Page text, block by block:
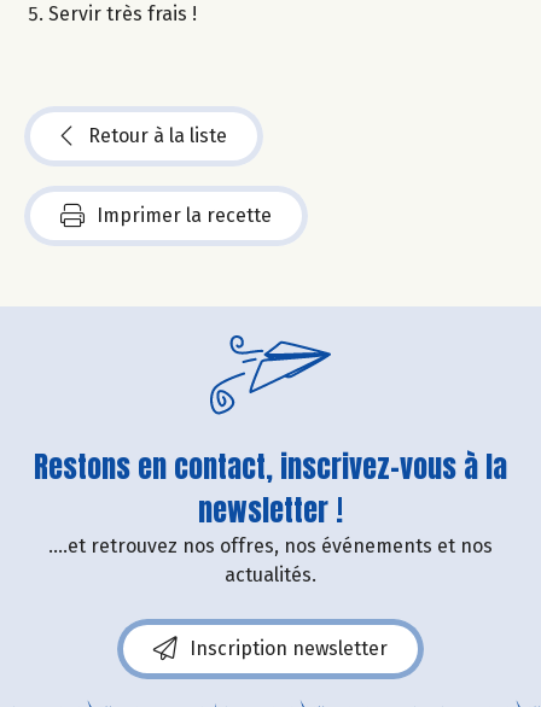
Servir très frais !
Retour à la liste
Imprimer la recette
Restons en contact, inscrivez-vous à la
newsletter !
....et retrouvez nos offres, nos événements et nos
actualités.
Inscription newsletter